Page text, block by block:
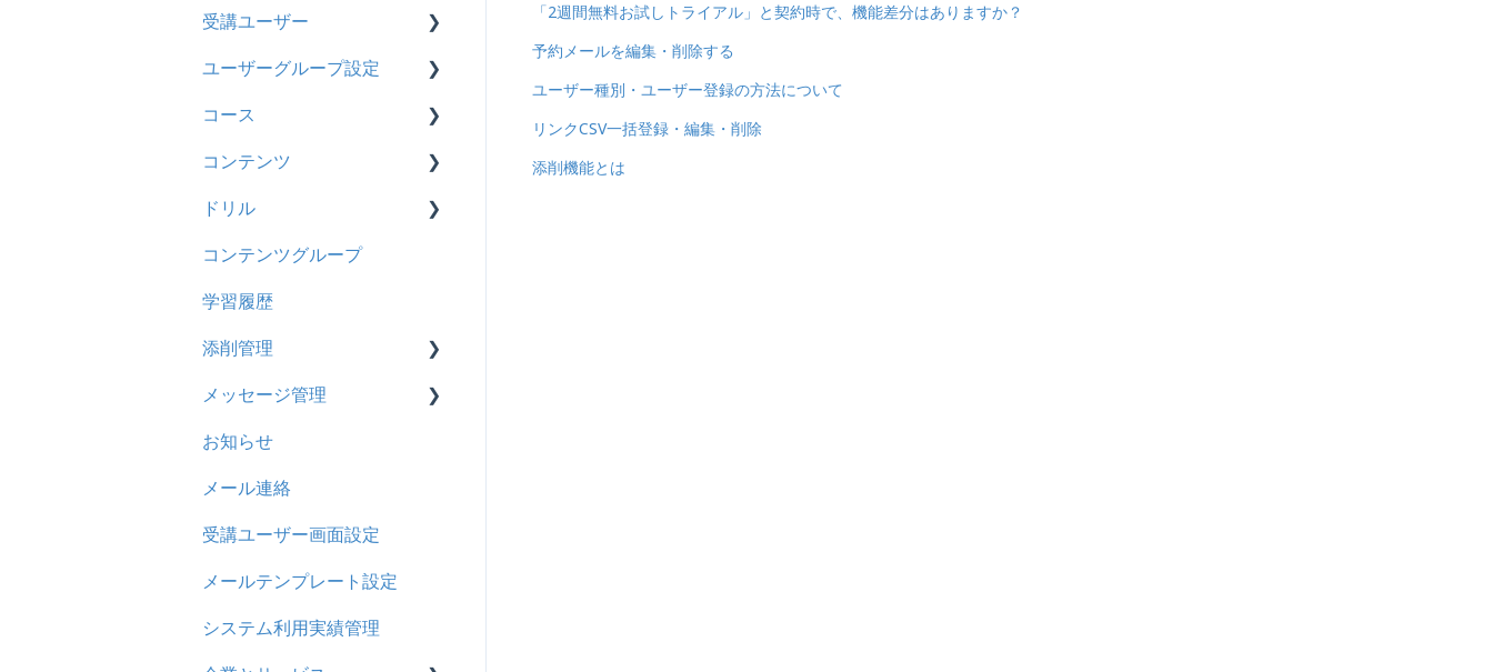
「2週間無料お試しトライアル」と契約時で、機能差分はありますか？
予約メールを編集・削除する
ユーザー種別・ユーザー登録の方法について
リンクCSV一括登録・編集・削除
添削機能とは
メッセージ
お知らせ
多言語変換
助成金
管理ユーザーの統合につい
受講ユーザー
基本操作
【新レイアウト】受講ユー
編集について
ユーザーグループ設定
【新レイアウト】ユーザー
グループ設定
コース
基本操作
新レイアウト
旧レイアウト
コース詳細設定の参考
ストレスチェック
CSVについて
コンテンツ
ビデオ
ドキュメント
多言語表示
リンク
ドリル
概要
問題について
ドリルについて
【問題・ドリル】の参考
ドリルスキンについて
問題属性
コンテンツグループ
学習履歴
添削管理
概要
基本操作
採点権限のみを持ったユー
ユーザ
メッセージ管理
基本操作
リンクメッセージスレッド
お知らせ
メール連絡
受講ユーザー画面設定
メールテンプレート設定
システム利用実績管理